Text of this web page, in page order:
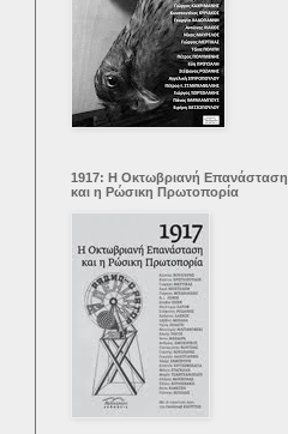
1917: Η Οκτωβριανή Επανάσταση
και η Ρώσικη Πρωτοπορία